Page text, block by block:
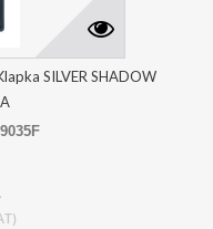
SILVER SHADOW